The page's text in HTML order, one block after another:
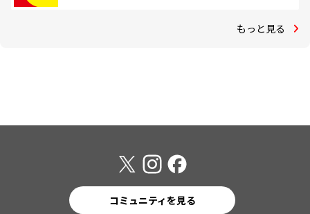
もっと見る
コミュニティを見る